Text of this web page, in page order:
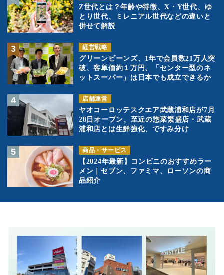
Z世代とは？年齢や特徴、X・Y世代、ゆ
とり世代、ミレニアル世代などの違いと
併せて解説
経営戦略
グリーンビーンズ、1年で会員数21万人突
破、客単価約１万円、「センター型のネ
ットスーパー」は日本でも成立できるか
店舗運営
ヤオコーロッテスクエア武蔵浦和店が7月
28日オープン、至近の惣菜繁盛店・武蔵
浦和店とは生鮮強化、ですみ分け
商品・サービス
【2024年最新】コンビニのおすすめラー
メン｜セブン、ファミマ、ローソンの商
品紹介